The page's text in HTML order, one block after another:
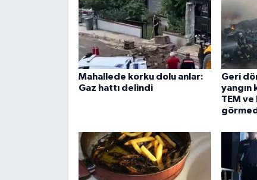
Mahallede korku dolu anlar:
Gaz hattı delindi
Geri
yangın
TEM